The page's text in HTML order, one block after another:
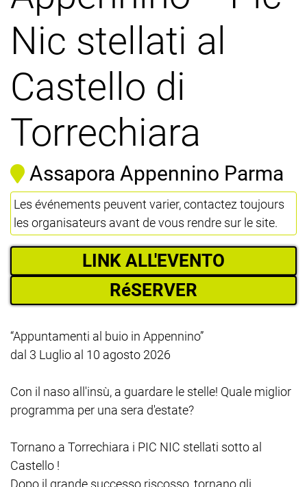
Nic stellati al
Castello di
Torrechiara
Assapora Appennino Parma
Les événements peuvent varier, contactez toujours
les organisateurs avant de vous rendre sur le site.
LINK ALL'EVENTO
RéSERVER
“Appuntamenti al buio in Appennino”
dal 3 Luglio al 10 agosto 2026
Con il naso all'insù, a guardare le stelle! Quale miglior
programma per una sera d'estate?
Tornano a Torrechiara i PIC NIC stellati sotto al
Castello !
Dopo il grande successo riscosso, tornano gli